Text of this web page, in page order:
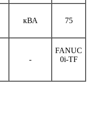
кВА 75
-
FANUC
0i-TF